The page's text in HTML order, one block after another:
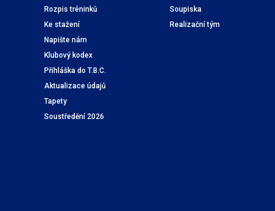
Rozpis tréninků
Ke stažení
Napište nám
Klubový kodex
Přihláška do T.B.C.
Aktualizace údajů
Tapety
Soustředění 2026
Soupiska
Realizační tým